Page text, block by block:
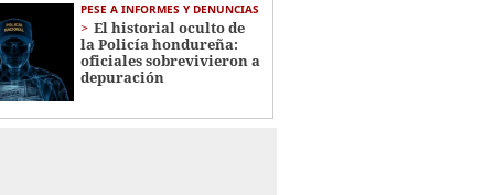
PESE A INFORMES Y DENUNCIAS
El historial oculto de
la Policía hondureña:
oficiales sobrevivieron a
depuración